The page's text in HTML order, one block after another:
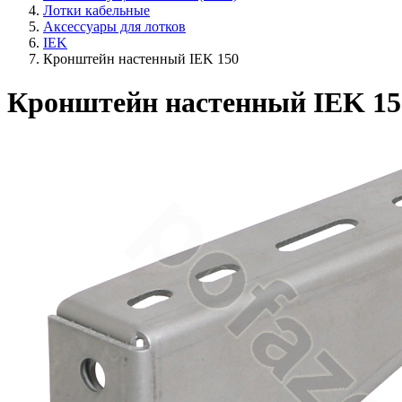
Лотки кабельные
Аксессуары для лотков
IEK
Кронштейн настенный IEK 150
Кронштейн настенный IEK